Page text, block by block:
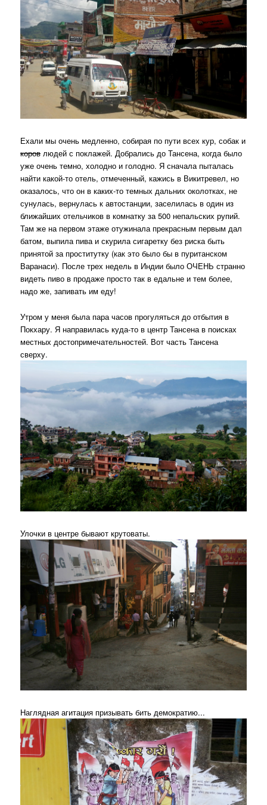
Ехали мы очень медленно, собирая по пути всех кур, собак и
коров людей с поклажей. Добрались до Тансена, когда было
уже очень темно, холодно и голодно. Я сначала пыталась
найти какой-то отель, отмеченный, кажись в Викитревел, но
оказалось, что он в каких-то темных дальних околотках, не
сунулась, вернулась к автостанции, заселилась в один из
ближайших отельчиков в комнатку за 500 непальских рупий.
Там же на первом этаже отужинала прекрасным первым дал
батом, выпила пива и скурила сигаретку без риска быть
принятой за проститутку (как это было бы в пуританском
Варанаси). После трех недель в Индии было ОЧЕНЬ странно
видеть пиво в продаже просто так в едальне и тем более,
надо же, запивать им еду!
Утром у меня была пара часов прогуляться до отбытия в
Покхару. Я направилась куда-то в центр Тансена в поисках
местных достопримечательностей. Вот часть Тансена
сверху.
Улочки в центре бывают крутоваты.
Наглядная агитация призывать бить демократию...